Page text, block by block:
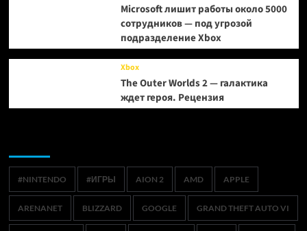
Microsoft лишит работы около 5000
сотрудников — под угрозой
подразделение Xbox
Xbox
The Outer Worlds 2 — галактика
ждет героя. Рецензия
#NINTENDO #ИГРЫ AION 2 AMD APPLE
ARENANET BLIZZARD GOOGLE GRAND THEFT AUTO VI